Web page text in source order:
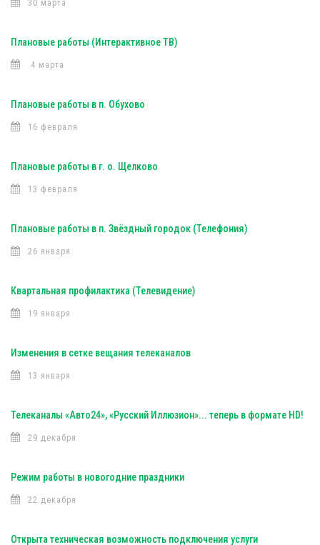
30 марта
Плановые работы (Интерактивное ТВ)
4 марта
Плановые работы в п. Обухово
16 февраля
Плановые работы в г. о. Щелково
13 февраля
Плановые работы в п. Звёздный городок (Телефония)
26 января
Квартальная профилактика (Телевидение)
19 января
Изменения в сетке вещания телеканалов
13 января
Телеканалы «Авто24», «Русский Иллюзион»... теперь в формате HD!
29 декабря
Режим работы в новогодние праздники
22 декабря
Открыта техническая возможность подключения услуги